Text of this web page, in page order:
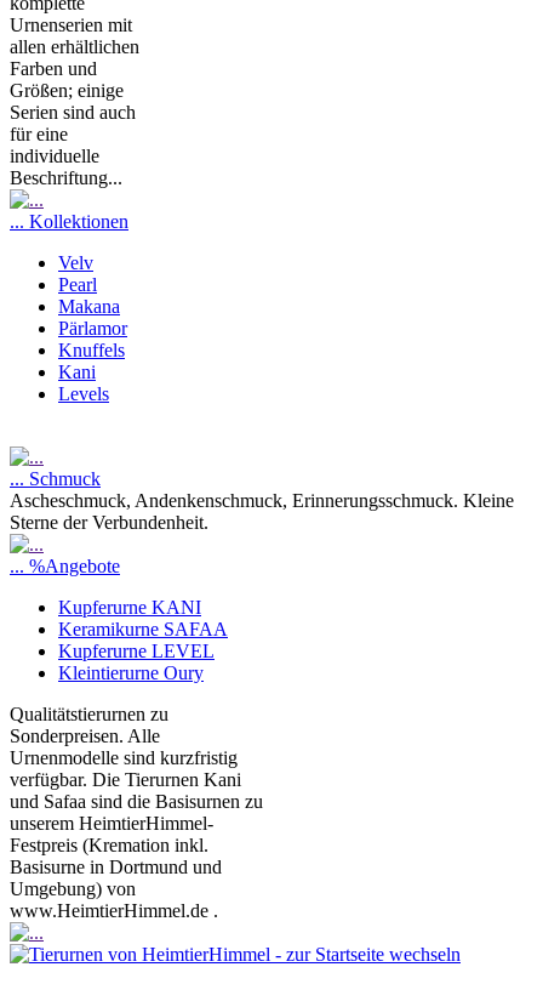
Urnenserien mit
allen erhältlichen
Farben und
Größen; einige
Serien sind auch
für eine
individuelle
Beschriftung...
... Kollektionen
Velv
Pearl
Makana
Pärlamor
Knuffels
Kani
Levels
... Schmuck
Ascheschmuck, Andenkenschmuck, Erinnerungsschmuck. Kleine
Sterne der Verbundenheit.
... %Angebote
Kupferurne KANI
Keramikurne SAFAA
Kupferurne LEVEL
Kleintierurne Oury
Qualitätstierurnen zu
Sonderpreisen. Alle
Urnenmodelle sind kurzfristig
verfügbar. Die Tierurnen Kani
und Safaa sind die Basisurnen zu
unserem HeimtierHimmel-
Festpreis (Kremation inkl.
Basisurne in Dortmund und
Umgebung) von
www.HeimtierHimmel.de .